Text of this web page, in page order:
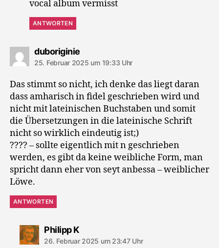
vocal album vermisst
ANTWORTEN
duboriginiesagt:
25. Februar 2025 um 19:33 Uhr
Das stimmt so nicht, ich denke das liegt daran
dass amharisch in fidel geschrieben wird und
nicht mit lateinischen Buchstaben und somit
die Übersetzungen in die lateinische Schrift
nicht so wirklich eindeutig ist;)
???? – sollte eigentlich mit n geschrieben
werden, es gibt da keine weibliche Form, man
spricht dann eher von seyt anbessa – weiblicher
Löwe.
ANTWORTEN
Philipp Ksagt:
26. Februar 2025 um 23:47 Uhr